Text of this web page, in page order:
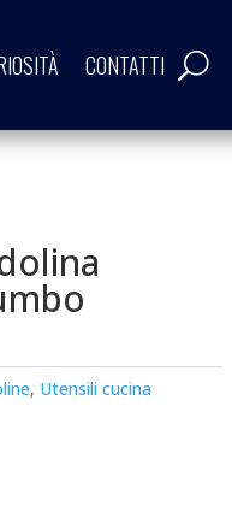
CONTATTI
, Utensili cucina